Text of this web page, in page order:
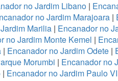
no Jardim Libano |
no Jardim Marajoara |
Marilia| Encanador no
no Jardim Monte Kemel |
| Encanador no Jardim Odete|
Morumbi | Encanador no
| Encanador no Jardim Paulo VI